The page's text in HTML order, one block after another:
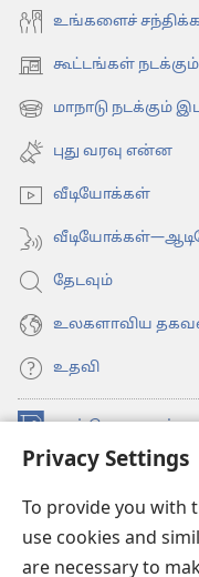
Privacy Settings
To provide you with
use cookies and
are necessary to
உங்களைச்
கூட்டங்கள்
(opens
new மாநாடு நடக்கும்
(opens
new
window)
புது வரவு என்ன
வீடியோக்கள்
தேடவும்
உலகளாவிய
உதவி
நன்கொடைகள்
new
(opens
JW Hub®